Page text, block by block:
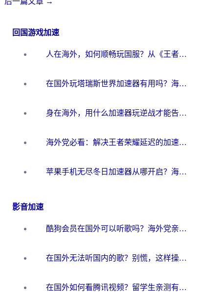
回国游戏加速
人在海外，如何顺畅玩国服？从《王者荣耀》到《云图计划》的加速器终极指南
在国外玩塔瑞斯世界加速器有用吗？海外玩家亲测后的真实答案
身在海外，用什么加速器玩逆战才能告别延迟？
海外党必看：解决王者荣耀延迟的加速器终极指南——从EVE到猫和老鼠，一个工具全搞定
苹果手机无尽冬日加速器从哪开启？海外玩家的冬日生存指南
影音加速
酷狗会员在国外可以听歌吗？海外党亲测有效：3步解决音乐权限难题
在国外无法听国内的歌？别慌，这样操作就能畅听QQ音乐（附亲测加速器推荐）
在国外如何看腾讯视频？留学生亲测有效的回国加速方案